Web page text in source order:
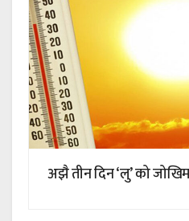
अझै तीन दिन ‘लु’ को